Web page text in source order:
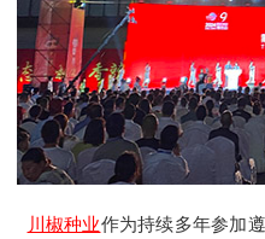
川椒种业作为持续多年参加